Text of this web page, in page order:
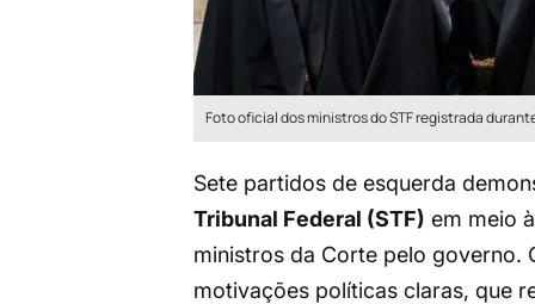
Foto oficial dos ministros do STF registrada
Sete partidos de esquerda
Tribunal Federal (STF) em meio
ministros da Corte pelo governo.
motivações políticas claras, que